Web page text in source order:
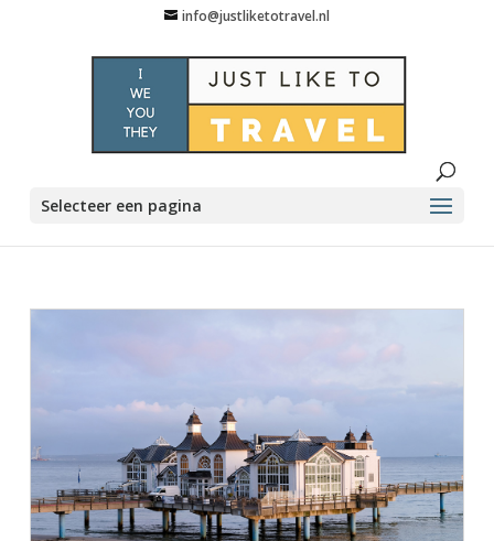
info@justliketotravel.nl
Selecteer een pagina